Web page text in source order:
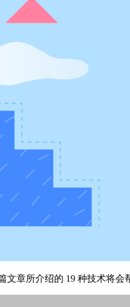
章所介绍的 19 种技术将会